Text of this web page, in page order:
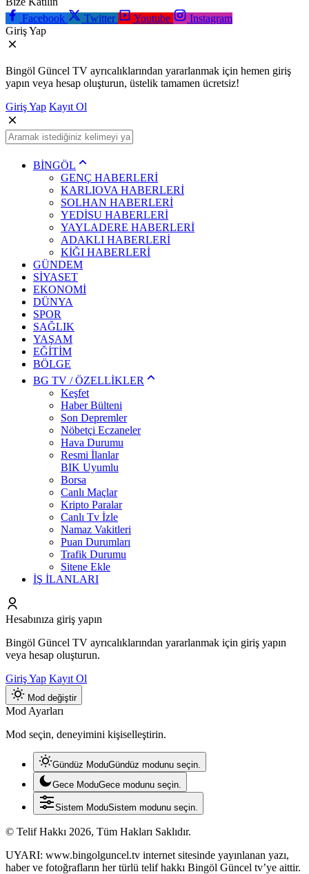
Facebook
Twitter Youtube
Instagram
Giriş Yap
Bingöl Güncel TV ayrıcalıklarından yararlanmak için hemen giriş
yapın veya hesap oluşturun, üstelik tamamen ücretsiz!
Giriş Yap Kayıt Ol
BİNGÖL
GENÇ HABERLERİ
KARLIOVA HABERLERİ
SOLHAN HABERLERİ
YEDİSU HABERLERİ
YAYLADERE HABERLERİ
ADAKLI HABERLERİ
KİĞI HABERLERİ
GÜNDEM
SİYASET
EKONOMİ
DÜNYA
SPOR
SAĞLIK
YAŞAM
EĞİTİM
BÖLGE
BG TV / ÖZELLİKLER
Keşfet
Haber Bülteni
Son Depremler
Nöbetçi Eczaneler
Hava Durumu
Resmi İlanlar
BIK Uyumlu
Borsa
Canlı Maçlar
Kripto Paralar
Canlı Tv İzle
Namaz Vakitleri
Puan Durumları
Trafik Durumu
Sitene Ekle
İŞ İLANLARI
Hesabınıza giriş yapın
Bingöl Güncel TV ayrıcalıklarından yararlanmak için giriş yapın
veya hesap oluşturun.
Giriş Yap Kayıt Ol
Mod değiştir
Mod Ayarları
Mod seçin, deneyimini kişiselleştirin.
Gündüz ModuGündüz modunu seçin.
Gece ModuGece modunu seçin.
Sistem ModuSistem modunu seçin.
© Telif Hakkı 2026, Tüm Hakları Saklıdır.
UYARI: www.bingolguncel.tv internet sitesinde yayınlanan yazı,
haber ve fotoğrafların her türlü telif hakkı Bingöl Güncel tv’ye aittir.